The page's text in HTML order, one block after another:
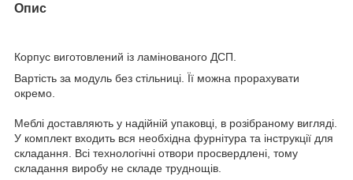
Опис
Корпус виготовлений із ламінованого ДСП.
Вартість за модуль без стільниці. Її можна прорахувати
окремо.
Меблі доставляють у надійній упаковці, в розібраному вигляді.
У комплект входить вся необхідна фурнітура та інструкції для
складання. Всі технологічні отвори просвердлені, тому
складання виробу не складе труднощів.